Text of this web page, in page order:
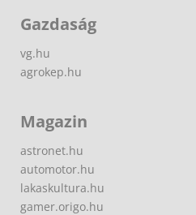
Gazdaság
vg.hu
agrokep.hu
Magazin
astronet.hu
automotor.hu
lakaskultura.hu
gamer.origo.hu